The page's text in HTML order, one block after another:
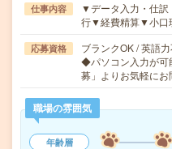
仕事内容
▼データ入力・仕
行▼経費精算▼小口
応募資格
ブランクOK / 英語
◆パソコン入力が
募」よりお気軽にお
職場の雰囲気
年齢層